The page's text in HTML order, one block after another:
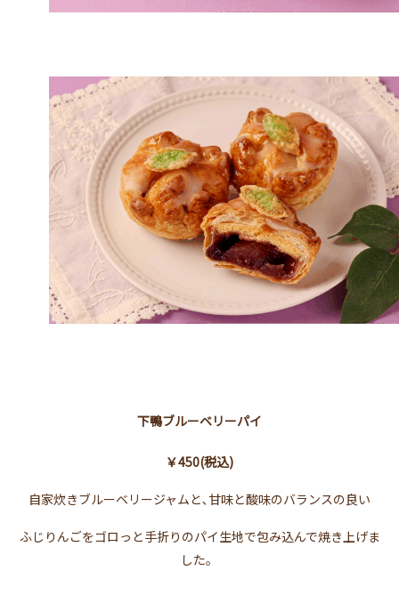
下鴨ブルーベリーパイ
￥450(税込)
自家炊きブルーベリージャムと､甘味と酸味のバランスの良い
ふじりんごをゴロっと手折りのパイ生地で包み込んで焼き上げま
した。